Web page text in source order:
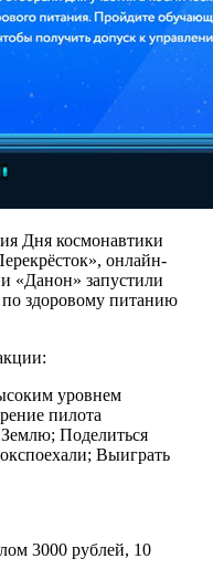
Дня космонавтики
онлайн-
«Данон» запустили
по здоровому питанию
уровнем
пилота
Землю; Поделиться
Выиграть
3000 рублей, 10